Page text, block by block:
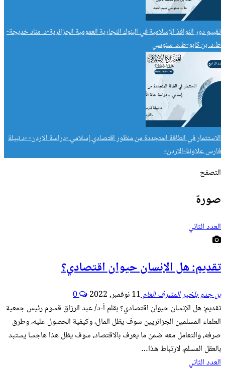
تقييم دور النوافذ الإسلامية في البنوك التجارية العمومية الجزائرية-د. مناد خديجة-
ط.د. بن كابو-ط.د. سنوسي
الاستثمار في الطاقة المتجددة من منظور اقتصادي إسلامي -دراسة الاردن- -د.نبيلة
فارس علاونة-الاردن-
التصفح
صورة
العدد الثاني
تقديم: هل الإنسان حيوان اقتصادي؟
بن جدو بلخير المشرف العام11 نوفمبر, 2022
0
تقديم: هل الإنسان حيوان اقتصادي؟ بقلم أ-د/ عبد الرزاق قسوم رئيس جمعية
العلماء المسلمين الجزائريين سوف يظل المال، وكيفية الحصول عليه، وطرق
صرفه، والتعامل معه ضمن ما يعرف بالاقتصاد، سوف يظل هذا هاجسا يستبد
بالعقل المسلم، لارتباط هذا…
العدد الثاني